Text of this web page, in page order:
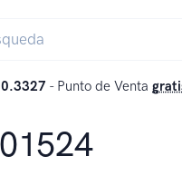
- Punto de Venta